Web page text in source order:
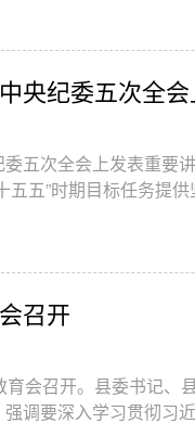
和恒心，锲而不舍落实
思想和工作实际进行
央纪委五次全
五次全会上发表重要
五五”时期目标任务提
共产党第二十届中央纪
召开
会召开。县委书记、
调要深入学习贯彻习